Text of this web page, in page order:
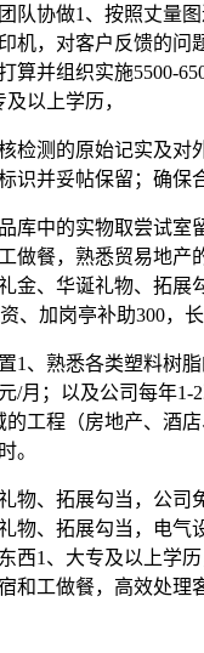
协做1、按照丈量图
机，对客户反馈的问
算并组织实施5500-
以上学历，
测的原始记实及对
识并妥帖保留；确保
的实物取尝试室留
做餐，熟悉贸易地产
金、华诞礼物、拓
、加岗亭补助300，
熟悉各类塑料树脂
/月；以及公司每年
工程（房地产、酒
。
、拓展勾当，公司
物、拓展勾当，电
西1、大专及以上学
和工做餐，高效处